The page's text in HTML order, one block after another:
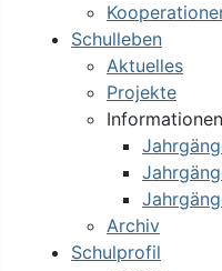
Schulleben
Aktuelles
Projekte
Archiv
Schulprofil